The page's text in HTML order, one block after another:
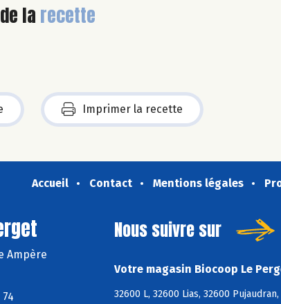
de la recette
Imprimer la recette
Accueil Contact Mentions légales
Ampère
Nous suivre sur
Votre magasin Biocoop Le
32600 L, 32600 Lias, 32600